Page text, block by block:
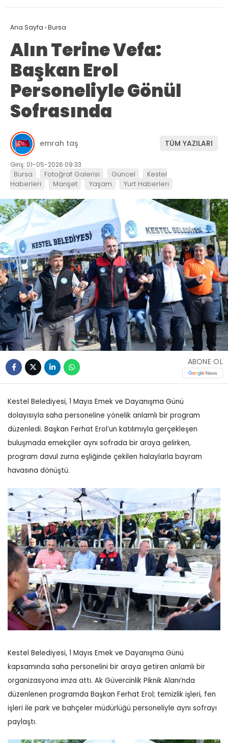
Ana Sayfa ›Bursa
Alın Terine Vefa:
Başkan Erol
Personeliyle Gönül
Sofrasında
emrah taş TÜM YAZILARI
Giriş: 01-05-2026 09:33
Bursa Fotoğraf Galerisi Güncel
Kestel
Haberleri
Manşet Yaşam Yurt Haberleri
ABONE OL
Kestel Belediyesi, 1 Mayıs Emek ve Dayanışma Günü
dolayısıyla saha personeline yönelik anlamlı bir program
düzenledi. Başkan Ferhat Erol’un katılımıyla gerçekleşen
buluşmada emekçiler aynı sofrada bir araya gelirken,
program davul zurna eşliğinde çekilen halaylarla bayram
havasına dönüştü.
Kestel Belediyesi, 1 Mayıs Emek ve Dayanışma Günü
kapsamında saha personelini bir araya getiren anlamlı bir
organizasyona imza attı. Ak Güvercinlik Piknik Alanı’nda
düzenlenen programda Başkan Ferhat Erol; temizlik işleri, fen
işleri ile park ve bahçeler müdürlüğü personeliyle aynı sofrayı
paylaştı.